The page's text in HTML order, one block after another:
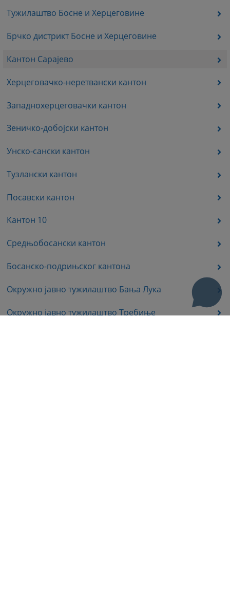
Тужилаштво Босне и Херцеговине
Брчко дистрикт Босне и Херцеговине
Кантон Сарајево
Херцеговачко-неретвански кантон
Западнохерцеговачки кантон
Зеничко-добојски кантон
Унско-сански кантон
Тузлански кантон
Посавски кантон
Кантон 10
Средњобосански кантон
Босанско-подрињског кантона
Окружно јавно тужилаштво Бања Лука
Окружно јавно тужилаштво Требиње